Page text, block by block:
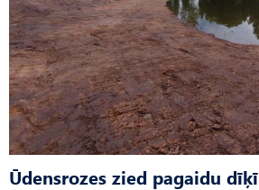
Ūdensrozes zied pagaidu dīķī